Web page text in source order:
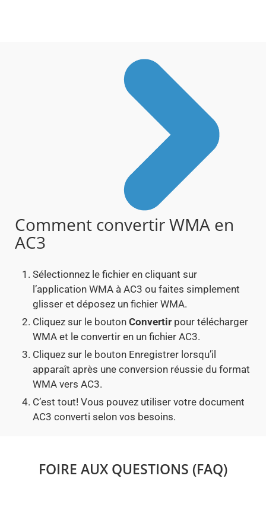
Comment convertir WMA en
AC3
Sélectionnez le fichier en cliquant sur
l’application WMA à AC3 ou faites simplement
glisser et déposez un fichier WMA.
Cliquez sur le bouton Convertir pour télécharger
WMA et le convertir en un fichier AC3.
Cliquez sur le bouton Enregistrer lorsqu’il
apparaît après une conversion réussie du format
WMA vers AC3.
C’est tout! Vous pouvez utiliser votre document
AC3 converti selon vos besoins.
FOIRE AUX QUESTIONS (FAQ)